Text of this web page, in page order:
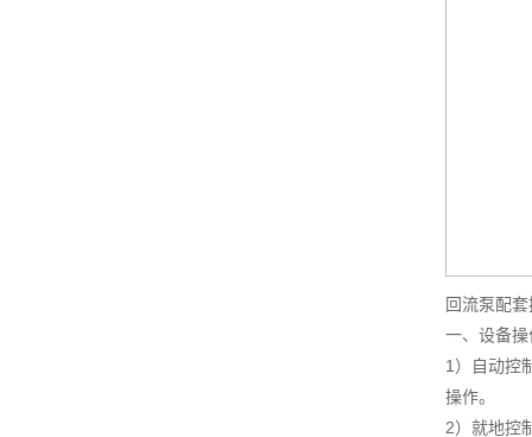
回流泵配
一、设备操
1）自动控
操作。
2）就地控